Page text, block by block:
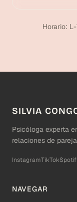
Horario:
SILVIA
Psicóloga experta
relaciones de
InstagramTikTok
NAVEGAR